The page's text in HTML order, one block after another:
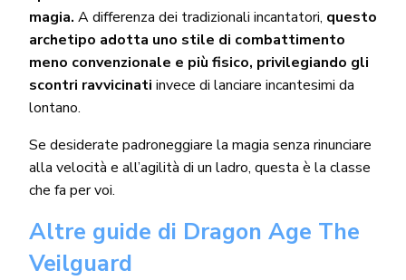
magia. A differenza dei tradizionali incantatori, questo
archetipo adotta uno stile di combattimento
meno convenzionale e più fisico, privilegiando gli
scontri ravvicinati invece di lanciare incantesimi da
lontano.
Se desiderate padroneggiare la magia senza rinunciare
alla velocità e all’agilità di un ladro, questa è la classe
che fa per voi.
Altre guide di Dragon Age The
Veilguard